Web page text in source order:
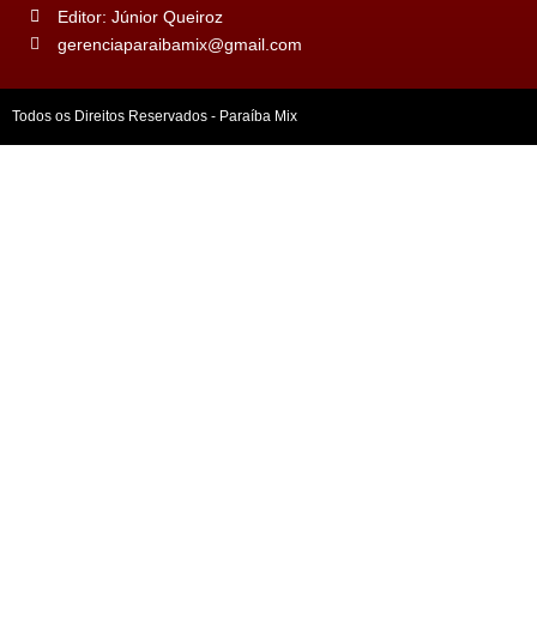
Editor: Júnior Queiroz
gerenciaparaibamix@gmail.com
Todos os Direitos Reservados - Paraíba Mix